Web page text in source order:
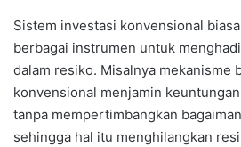
Sistem investasi konvensional
berbagai instrumen untuk
dalam resiko. Misalnya mekanisme
konvensional menjamin
tanpa mempertimbangkan
sehingga hal itu menghilangkan